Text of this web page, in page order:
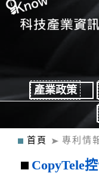
產業政策
首頁 專利情
CopyTele